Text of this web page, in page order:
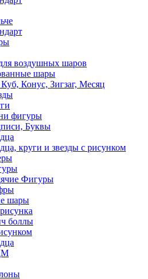
воздушных шаров
шары
Конус, Зигзаг, Месяц
фигуры
Буквы
круги и звезды с рисунком
Фигуры
шары
боллы